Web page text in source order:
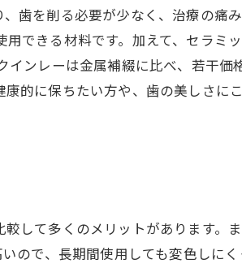
歯を削る必要が少なく、治療の痛
できる材料です。加えて、セラミ
ンレーは金属補綴に比べ、若干価
的に保ちたい方や、歯の美しさに
して多くのメリットがあります。
で、長期間使用しても変色しにく